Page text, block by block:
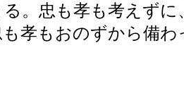
。忠も孝も考えず
も孝もおのずから備